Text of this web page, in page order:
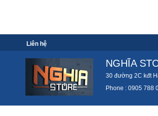
Liên hệ
NGHĨA
30 đường 2C kđt
Phone : 0905 788